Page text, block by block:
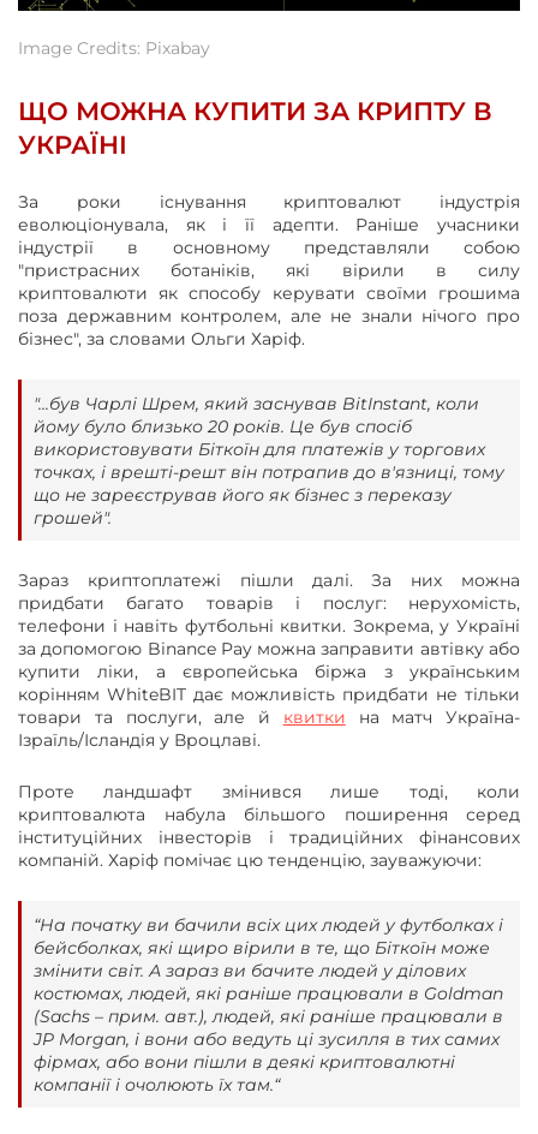
Image Credits: Pixabay
ЩО МОЖНА КУПИТИ ЗА КРИПТУ В
УКРАЇНІ
За роки існування криптовалют індустрія
еволюціонувала, як і її адепти. Раніше учасники
індустрії в основному представляли собою
"пристрасних ботаніків, які вірили в силу
криптовалюти як способу керувати своїми грошима
поза державним контролем, але не знали нічого про
бізнес", за словами Ольги Харіф.
"...був Чарлі Шрем, який заснував BitInstant, коли
йому було близько 20 років. Це був спосіб
використовувати Біткоїн для платежів у торгових
точках, і врешті-решт він потрапив до в'язниці, тому
що не зареєстрував його як бізнес з переказу
грошей".
Зараз криптоплатежі пішли далі. За них можна
придбати багато товарів і послуг: нерухомість,
телефони і навіть футбольні квитки. Зокрема, у Україні
за допомогою Binance Pay можна заправити автівку або
купити ліки, а європейська біржа з українським
корінням WhiteBIT дає можливість придбати не тільки
товари та послуги, але й квитки на матч Україна-
Ізраїль/Ісландія у Вроцлаві.
Проте ландшафт змінився лише тоді, коли
криптовалюта набула більшого поширення серед
інституційних інвесторів і традиційних фінансових
компаній. Харіф помічає цю тенденцію, зауважуючи:
“На початку ви бачили всіх цих людей у футболках і
бейсболках, які щиро вірили в те, що Біткоїн може
змінити світ. А зараз ви бачите людей у ділових
костюмах, людей, які раніше працювали в Goldman
(Sachs – прим. авт.), людей, які раніше працювали в
JP Morgan, і вони або ведуть ці зусилля в тих самих
фірмах, або вони пішли в деякі криптовалютні
компанії і очолюють їх там.“